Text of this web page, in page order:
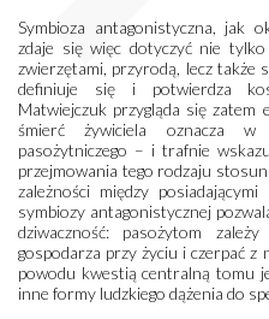
Symbioza antagonistyczna, jak
zdaje się więc dotyczyć nie
zwierzętami, przyrodą, lecz także
definiuje się i potwierdza
Matwiejczuk przygląda się zatem
śmierć żywiciela oznacza
pasożytniczego – i trafnie
przejmowania tego rodzaju
zależności między
symbiozy antagonistycznej
dziwaczność: pasożytom
gospodarza przy życiu i czerpać z
powodu kwestią centralną tomu
inne formy ludzkiego dążenia do